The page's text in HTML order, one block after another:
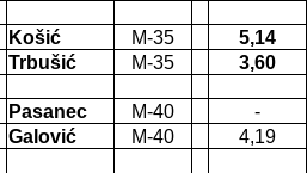
Košić M-35
5,14
Trbušić M-35 3,60
Pasanec M-40
-
Galović M-40 4,19